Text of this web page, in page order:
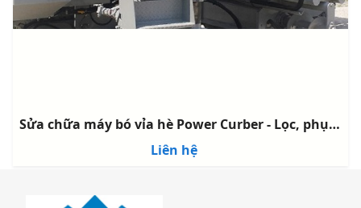
Sửa chữa máy bó vỉa hè Power Curber - Lọc, phụ tùng động cơ
Liên hệ